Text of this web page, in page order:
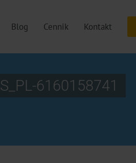
Blog Cennik Kontakt
6160158741